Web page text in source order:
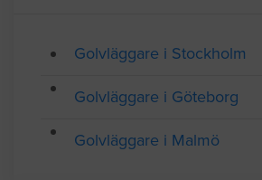
Golvläggare i Stockholm
Golvläggare i Göteborg
Golvläggare i Malmö